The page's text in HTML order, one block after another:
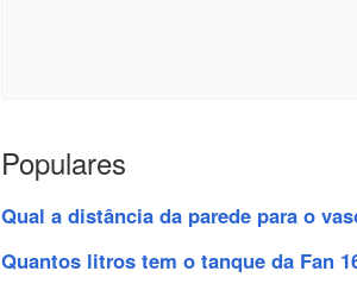
Populares
Qual a distância da parede para o
Quantos litros tem o tanque da Fan